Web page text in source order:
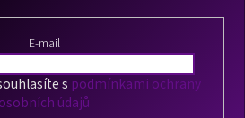
k
y
ý
p
E-mail
s podmínkami ochrany
osobních údajů